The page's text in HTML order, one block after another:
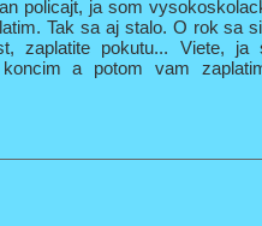
policajt, ja som
Tak sa aj stalo. O rok sa
zaplatite pokutu... Viete,
a potom vam